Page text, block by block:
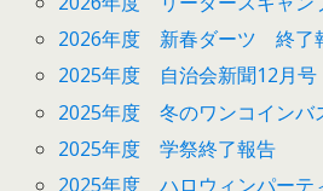
2026年度 新春ダーツ 終了
2025年度 自治会新聞12月号
2025年度 冬のワンコインバ
2025年度 学祭終了報告
2025年度 ハロウィンパーテ